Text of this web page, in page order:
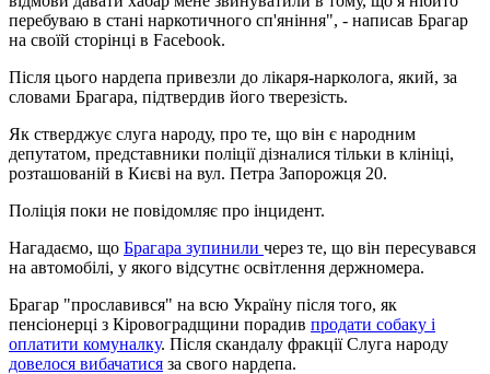
перебуваю в стані наркотичного сп'яніння", - написав Брагар
на своїй сторінці в Facebook.
Після цього нардепа привезли до лікаря-нарколога, який, за
словами Брагара, підтвердив його тверезість.
Як стверджує слуга народу, про те, що він є народним
депутатом, представники поліції дізналися тільки в клініці,
розташованій в Києві на вул. Петра Запорожця 20.
Поліція поки не повідомляє про інцидент.
Нагадаємо, що Брагара зупинили через те, що він пересувався
на автомобілі, у якого відсутнє освітлення держномера.
Брагар "прославився" на всю Україну після того, як
пенсіонерці з Кіровоградщини порадив продати собаку і
оплатити комуналку. Після скандалу фракції Слуга народу
довелося вибачатися за свого нардепа.